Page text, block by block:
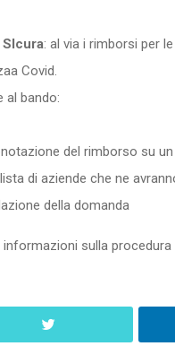
: al via i rimborsi per
Covid.
al bando:
del rimborso su
di aziende che ne
della domanda
sulla